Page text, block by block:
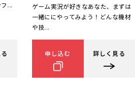
...
ゲーム実況が好きなあなた、まずは
一緒ににやってみよう！どんな機材
や技...
申し込む 詳しく見る